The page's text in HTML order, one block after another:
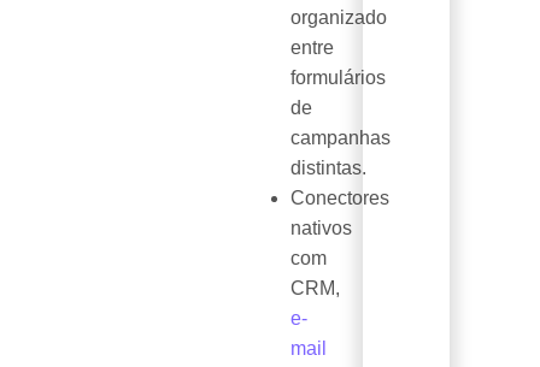
organizado
entre
formulários
de
campanhas
distintas.
Conectores
nativos
com
CRM,
e-
mail